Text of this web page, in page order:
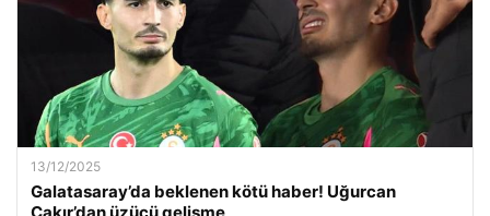
13/12/2025
Galatasaray’da beklenen kötü haber! Uğurcan